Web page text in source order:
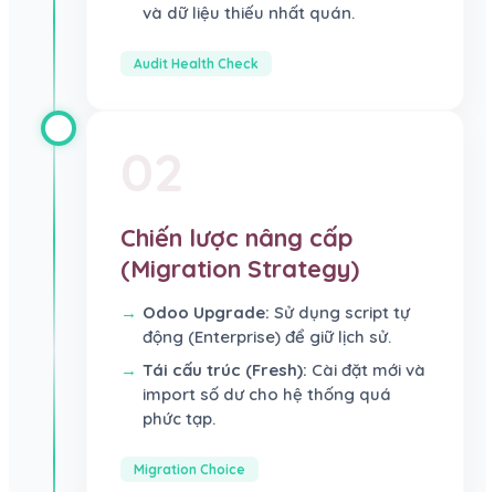
và dữ liệu thiếu nhất quán.
Audit Health Check
Chiến lược nâng cấp
(Migration Strategy)
Odoo Upgrade: Sử dụng script tự
động (Enterprise) để giữ lịch sử.
Tái cấu trúc (Fresh): Cài đặt mới và
import số dư cho hệ thống quá
phức tạp.
Migration Choice